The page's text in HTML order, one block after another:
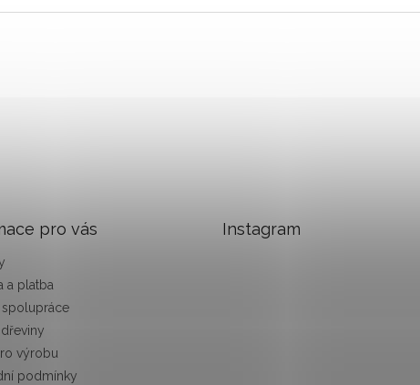
pro vás
a platba
spolupráce
výrobu
podmínky
Instagram